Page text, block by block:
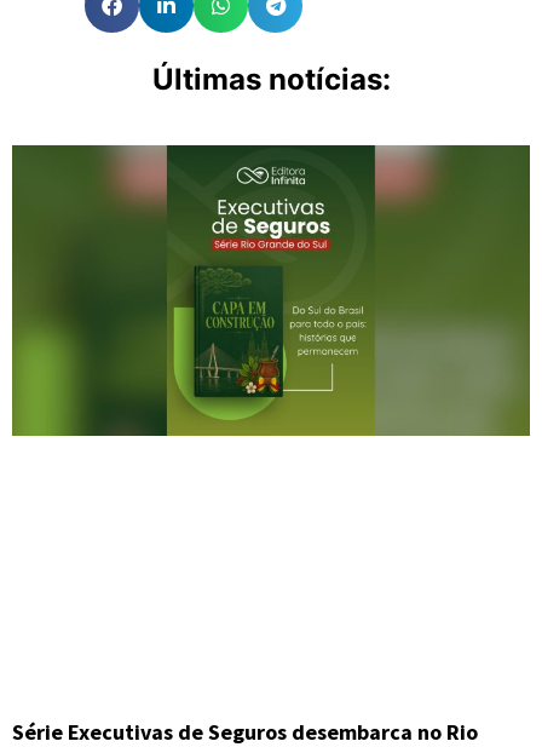
Últimas notícias:
Série Executivas de Seguros desembarca no Rio